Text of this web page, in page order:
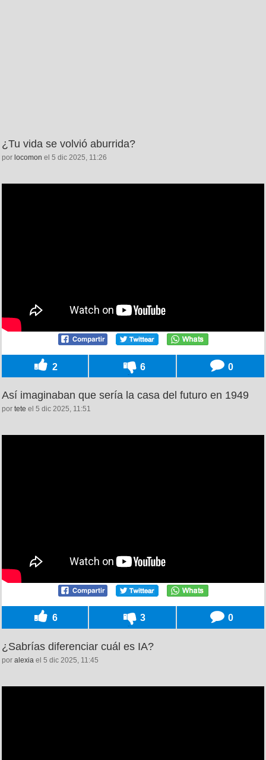
¿Tu vida se volvió aburrida?
por locomon el 5 dic 2025, 11:26
2 6 0
Así imaginaban que sería la casa del futuro en 1949
por tete el 5 dic 2025, 11:51
6 3 0
¿Sabrías diferenciar cuál es IA?
por alexia el 5 dic 2025, 11:45